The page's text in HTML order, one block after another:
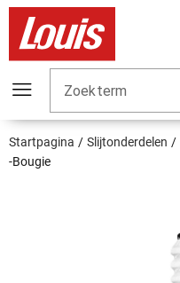
Zoekterm
Startpagina Slijtonderdelen
-Bougie